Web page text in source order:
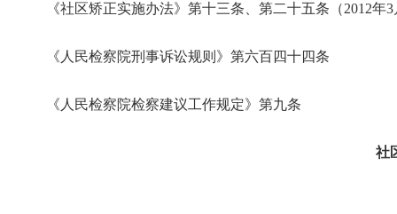
《社区矫正实施办法》第十三条、第二十五条（2012年
《人民检察院刑事诉讼规则》第六百四十四条
《人民检察院检察建议工作规定》第九条
社